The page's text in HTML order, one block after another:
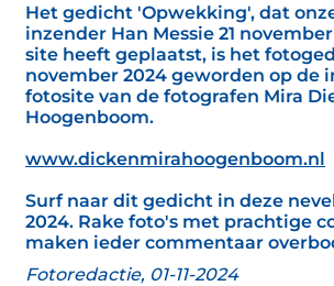
Het gedicht 'Opwekking', dat
inzender Han Messie 21
site heeft geplaatst, is het
november 2024 geworden op de
fotosite van de fotografen Mira
Hoogenboom.
www.dickenmirahoogenboom.nl
Surf naar dit gedicht in deze
2024. Rake foto's met prachtige
maken ieder commentaar
Fotoredactie, 01-11-2024